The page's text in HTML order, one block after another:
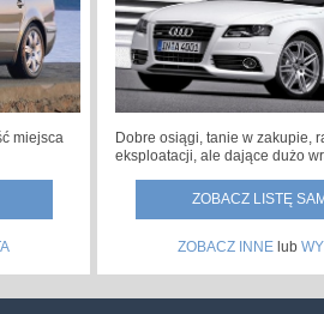
miejsca
Dobre osiągi, tanie w zakupie,
eksploatacji, ale dające dużo
ZOBACZ LISTĘ
ZOBACZ INNE lub